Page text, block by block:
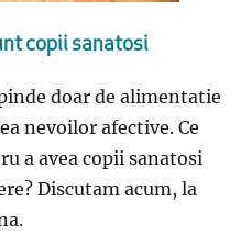
copii sanatosi
doar de alimentatie
nevoilor afective. Ce
a avea copii sanatosi
Discutam acum, la